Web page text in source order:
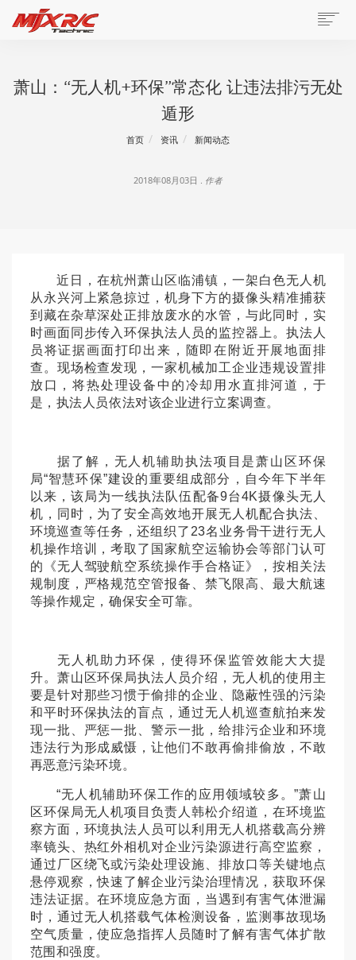
萧山：“无人机+环保”常态化 让违法排污无处
遁形
首页 资讯 新闻动态
2018年08月03日 . 作者
近日，在杭州萧山区临浦镇，一架白色无人机
从永兴河上紧急掠过，机身下方的摄像头精准捕获
到藏在杂草深处正排放废水的水管，与此同时，实
时画面同步传入环保执法人员的监控器上。执法人
员将证据画面打印出来，随即在附近开展地面排
查。现场检查发现，一家机械加工企业违规设置排
放口，将热处理设备中的冷却用水直排河道，于
是，执法人员依法对该企业进行立案调查。
据了解，无人机辅助执法项目是萧山区环保
局“智慧环保”建设的重要组成部分，自今年下半年
以来，该局为一线执法队伍配备9台4K摄像头无人
机，同时，为了安全高效地开展无人机配合执法、
环境巡查等任务，还组织了23名业务骨干进行无人
机操作培训，考取了国家航空运输协会等部门认可
的《无人驾驶航空系统操作手合格证》，按相关法
规制度，严格规范空管报备、禁飞限高、最大航速
等操作规定，确保安全可靠。
无人机助力环保，使得环保监管效能大大提
升。萧山区环保局执法人员介绍，无人机的使用主
要是针对那些习惯于偷排的企业、隐蔽性强的污染
和平时环保执法的盲点，通过无人机巡查航拍来发
现一批、严惩一批、警示一批，给排污企业和环境
违法行为形成威慑，让他们不敢再偷排偷放，不敢
再恶意污染环境。
“无人机辅助环保工作的应用领域较多。”萧山
区环保局无人机项目负责人韩松介绍道，在环境监
察方面，环境执法人员可以利用无人机搭载高分辨
率镜头、热红外相机对企业污染源进行高空监察，
通过厂区绕飞或污染处理设施、排放口等关键地点
悬停观察，快速了解企业污染治理情况，获取环保
违法证据。在环境应急方面，当遇到有害气体泄漏
时，通过无人机搭载气体检测设备，监测事故现场
空气质量，使应急指挥人员随时了解有害气体扩散
范围和强度。